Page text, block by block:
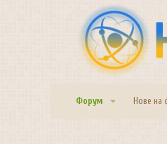
Форум Нове на